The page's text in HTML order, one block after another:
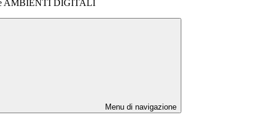
AMBIENTI DIGITALI
Menu di navigazione